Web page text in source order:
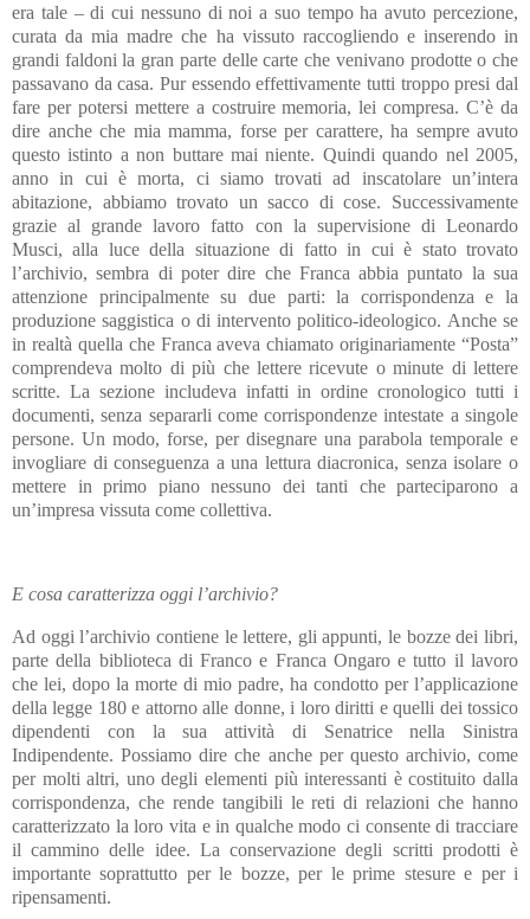
era tale – di cui nessuno di noi a suo tempo ha avuto percezione,
curata da mia madre che ha vissuto raccogliendo e inserendo in
grandi faldoni la gran parte delle carte che venivano prodotte o che
passavano da casa. Pur essendo effettivamente tutti troppo presi dal
fare per potersi mettere a costruire memoria, lei compresa. C’è da
dire anche che mia mamma, forse per carattere, ha sempre avuto
questo istinto a non buttare mai niente. Quindi quando nel 2005,
anno in cui è morta, ci siamo trovati ad inscatolare un’intera
abitazione, abbiamo trovato un sacco di cose. Successivamente
grazie al grande lavoro fatto con la supervisione di Leonardo
Musci, alla luce della situazione di fatto in cui è stato trovato
l’archivio, sembra di poter dire che Franca abbia puntato la sua
attenzione principalmente su due parti: la corrispondenza e la
produzione saggistica o di intervento politico-ideologico. Anche se
in realtà quella che Franca aveva chiamato originariamente “Posta”
comprendeva molto di più che lettere ricevute o minute di lettere
scritte. La sezione includeva infatti in ordine cronologico tutti i
documenti, senza separarli come corrispondenze intestate a singole
persone. Un modo, forse, per disegnare una parabola temporale e
invogliare di conseguenza a una lettura diacronica, senza isolare o
mettere in primo piano nessuno dei tanti che parteciparono a
un’impresa vissuta come collettiva.
E cosa caratterizza oggi l’archivio?
Ad oggi l’archivio contiene le lettere, gli appunti, le bozze dei libri,
parte della biblioteca di Franco e Franca Ongaro e tutto il lavoro
che lei, dopo la morte di mio padre, ha condotto per l’applicazione
della legge 180 e attorno alle donne, i loro diritti e quelli dei tossico
dipendenti con la sua attività di Senatrice nella Sinistra
Indipendente. Possiamo dire che anche per questo archivio, come
per molti altri, uno degli elementi più interessanti è costituito dalla
corrispondenza, che rende tangibili le reti di relazioni che hanno
caratterizzato la loro vita e in qualche modo ci consente di tracciare
il cammino delle idee. La conservazione degli scritti prodotti è
importante soprattutto per le bozze, per le prime stesure e per i
ripensamenti.